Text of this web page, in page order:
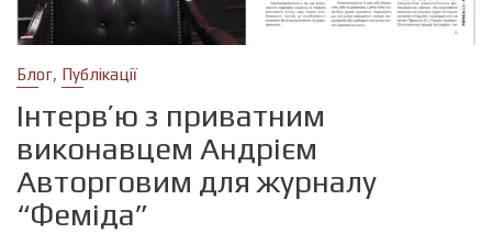
Блог, Публікації
Інтервʼю з приватним
виконавцем Андрієм
Авторговим для журналу
“Феміда”